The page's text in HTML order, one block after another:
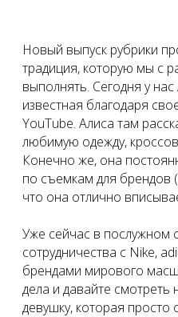
Новый выпуск рубрики
традиция, которую мы с
выполнять. Сегодня у
известная благодаря
YouTube. Алиса там
любимую одежду,
Конечно же, она
по съемкам для брендов
что она отлично
Уже сейчас в послужном
сотрудничества с Nike,
брендами мирового
дела и давайте смотреть
девушку, которая просто